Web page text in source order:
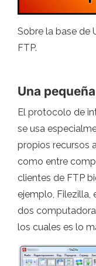
Sobre la base de
FTP.
Una
El protocolo de
se usa
propios recursos
como entre
clientes de FTP
ejemplo, Filezilla,
dos
los cuales es lo